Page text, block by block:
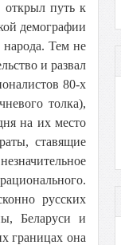
открыл путь к
демографии
народа. Тем не
и развал
80-х
толка),
на их место
ставящие
русских
Беларуси и
границах она